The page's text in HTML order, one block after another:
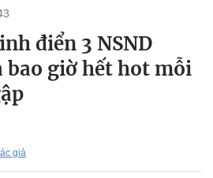
điển 3 NSND
bao giờ hết hot mỗi
giả